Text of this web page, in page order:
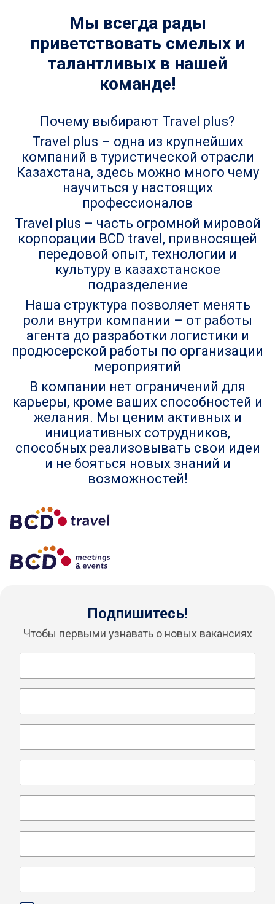
Мы всегда рады
приветствовать смелых и
талантливых в нашей
команде!
Почему выбирают Travel plus?
Travel plus – одна из крупнейших
компаний в туристической отрасли
Казахстана, здесь можно много чему
научиться у настоящих
профессионалов
Travel plus – часть огромной мировой
корпорации BCD travel, привносящей
передовой опыт, технологии и
культуру в казахстанское
подразделение
Наша структура позволяет менять
роли внутри компании – от работы
агента до разработки логистики и
продюсерской работы по организации
мероприятий
В компании нет ограничений для
карьеры, кроме ваших способностей и
желания. Мы ценим активных и
инициативных сотрудников,
способных реализовывать свои идеи
и не бояться новых знаний и
возможностей!
Подпишитесь!
Чтобы первыми узнавать о новых вакансиях